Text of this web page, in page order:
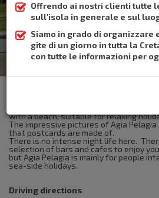
Offrendo ai nostri clienti tutte
sull'isola in generale e sul
Siamo in grado di organizzare
gite di un giorno in tutta la
con tutte le informazioni per
Home Agia
Agia Pelagia is a small coastal
with a beach, suitable for relaxing
The impressive pictures of Agia
that postcards are made of.
There is no intense night life here.
selection of bars and cafes to enjoy
but Agia Pelagia is mainly for people
sea-side holidays.
Driving directions